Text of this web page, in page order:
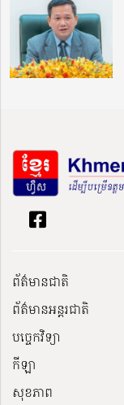
ព័ត៌មានជាតិ
ព័ត៌មានអន្តរជាតិ
បច្ចេកវិទ្យា
កីឡា
សុខភាព